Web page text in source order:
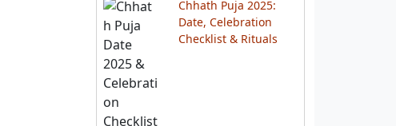
Chhath Puja 2025:
Date, Celebration